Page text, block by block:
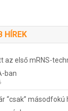
HÍREK
az első mRNS-
ban
“csak” másodfokú